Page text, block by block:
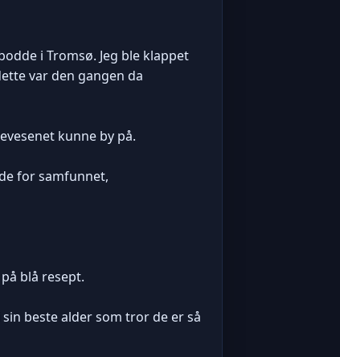
i Tromsø. Jeg ble klappet
var den gangen da
kunne by på.
for samfunnet,
blå resept.
beste alder som tror de er så